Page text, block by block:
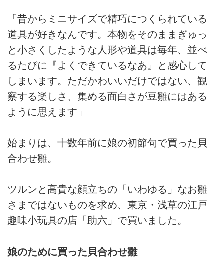
「昔からミニサイズで精巧につくられている
道具が好きなんです。本物をそのままぎゅっ
と小さくしたような人形や道具は毎年、並べ
るたびに『よくできているなあ』と感心して
しまいます。ただかわいいだけではない、観
察する楽しさ、集める面白さが豆雛にはある
ように思えます」
始まりは、十数年前に娘の初節句で買った貝
合わせ雛。
ツルンと高貴な顔立ちの「いわゆる」なお雛
さまではないものを求め、東京・浅草の江戸
趣味小玩具の店「助六」で買いました。
娘のために買った貝合わせ雛